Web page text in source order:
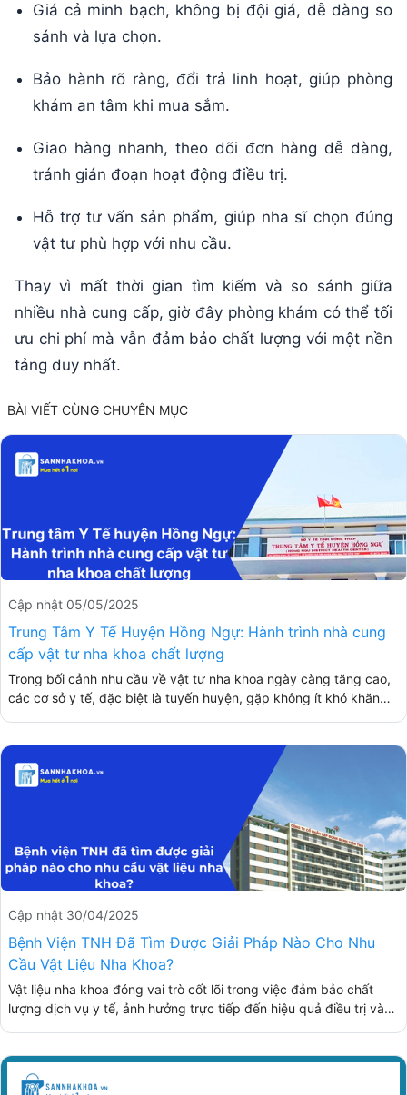
Giá cả minh bạch, không bị đội giá, dễ dàng so
sánh và lựa chọn.
Bảo hành rõ ràng, đổi trả linh hoạt, giúp phòng
khám an tâm khi mua sắm.
Giao hàng nhanh, theo dõi đơn hàng dễ dàng,
tránh gián đoạn hoạt động điều trị.
Hỗ trợ tư vấn sản phẩm, giúp nha sĩ chọn đúng
vật tư phù hợp với nhu cầu.
Thay vì mất thời gian tìm kiếm và so sánh giữa
nhiều nhà cung cấp, giờ đây phòng khám có thể tối
ưu chi phí mà vẫn đảm bảo chất lượng với một nền
tảng duy nhất.
BÀI VIẾT CÙNG CHUYÊN MỤC
Cập nhật 05/05/2025
Trung Tâm Y Tế Huyện Hồng Ngự: Hành trình nhà cung
cấp vật tư nha khoa chất lượng
Trong bối cảnh nhu cầu về vật tư nha khoa ngày càng tăng cao,
các cơ sở y tế, đặc biệt là tuyến huyện, gặp không ít khó khăn
đối mặt với nhiều thách thức liên quan đến đấu thầu, nguồn cung
ứng và chất lượng sản phẩm. Nhờ vào sự hợp tác với Sàn Nha
Khoa, trung tâm đã tìm ra giải pháp tối ưu, giúp minh bạch hóa
quy trình mua sắm và đảm bảo chất lượng vật tư y tế. Hãy cùng
tìm hiểu chi tiết về việc hợp tác này để thấy rõ những lợi ích mà
mô hình cung ứng vật tư nha khoa qua nền tảng số mang lại.
Cập nhật 30/04/2025
Bệnh Viện TNH Đã Tìm Được Giải Pháp Nào Cho Nhu
Cầu Vật Liệu Nha Khoa?
Vật liệu nha khoa đóng vai trò cốt lõi trong việc đảm bảo chất
lượng dịch vụ y tế, ảnh hưởng trực tiếp đến hiệu quả điều trị và
Nam, bài toán tìm kiếm đối tác cung cấp vật liệu nha khoa đáng
tin cậy luôn là ưu tiên hàng đầu. Vậy đâu là giải pháp giúp bệnh